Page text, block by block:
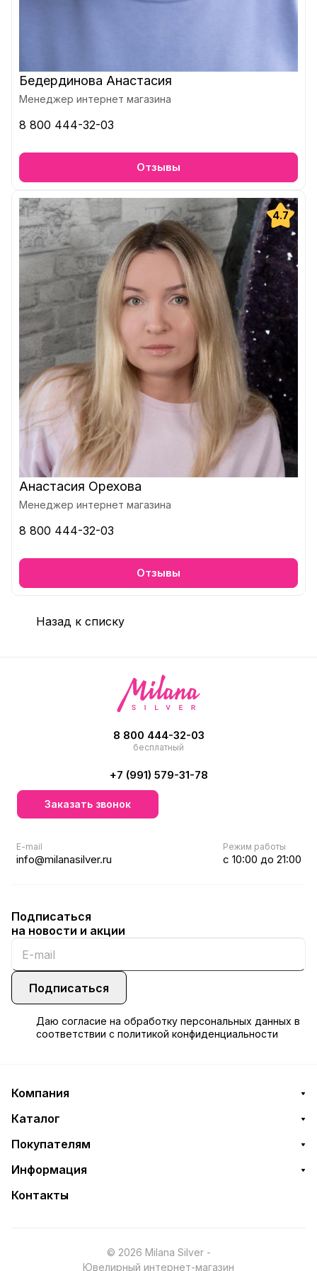
Бедердинова Анастасия
Менеджер интернет магазина
8 800 444-32-03
Отзывы
4.7
Анастасия Орехова
Менеджер интернет магазина
8 800 444-32-03
Отзывы
Назад к списку
8 800 444-32-03
бесплатный
+7 (991) 579-31-78
Заказать звонок
E-mail
info@milanasilver.ru
Режим работы
с 10:00 до 21:00
Подписаться
на новости и акции
Подписаться
Даю согласие на обработку персональных данных в
соответствии с политикой конфиденциальности
Компания
Каталог
Покупателям
Информация
Контакты
© 2026 Milana Silver -
Ювелирный интернет-магазин